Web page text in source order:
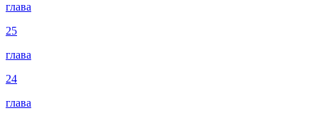
глава
25
глава
24
глава